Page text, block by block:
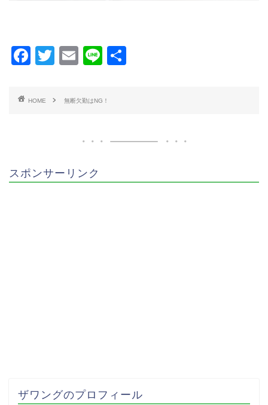
F
c
o
k
T
tt
E
ai
Li
e
HOME 無断欠勤はNG！
スポンサーリンク
ザワングのプロフィール